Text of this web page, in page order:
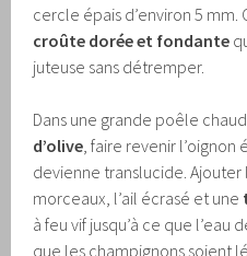
cercle épais d’environ 5
croûte dorée et fondante
juteuse sans détremper.
Dans une grande poêle
d’olive , faire revenir l’oignon
devienne translucide.
morceaux, l’ail écrasé et une
à feu vif jusqu’à ce que
que les champignons soient